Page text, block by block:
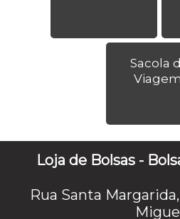
Sacola
Viagem
Loja de Bolsas -
Rua Santa